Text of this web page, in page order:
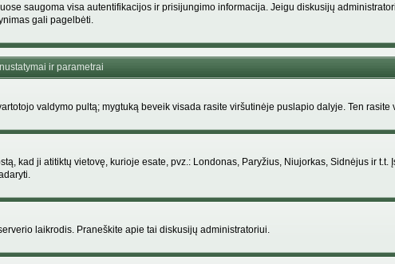
saugoma visa autentifikacijos ir prisijungimo informacija. Jeigu diskusijų
gali pagelbėti.
ir parametrai
valdymo pultą; mygtuką beveik visada rasite viršutinėje puslapio dalyje. Ten rasite
kad ji atitiktų vietovę, kurioje esate, pvz.: Londonas, Paryžius, Niujorkas, Sidnėjus ir t.t.
laikrodis. Praneškite apie tai diskusijų administratoriui.